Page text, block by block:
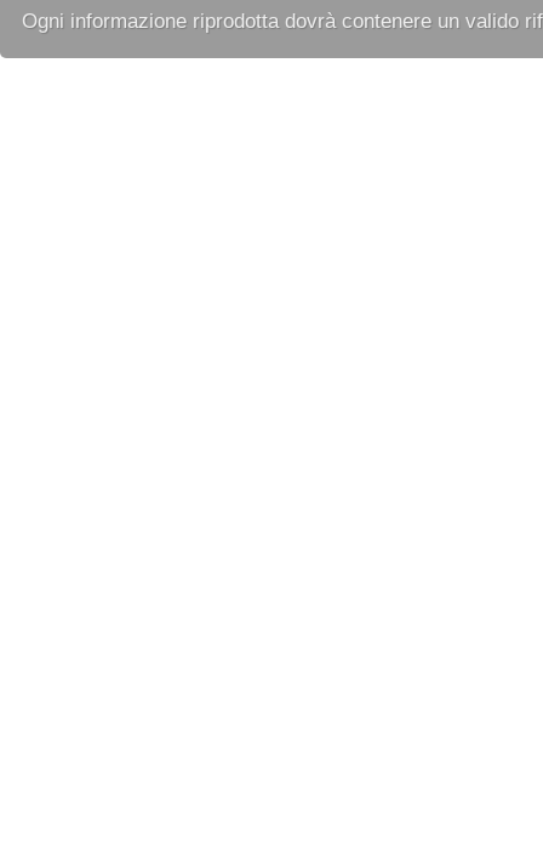
Ogni informazione riprodotta dovrà contenere un valido